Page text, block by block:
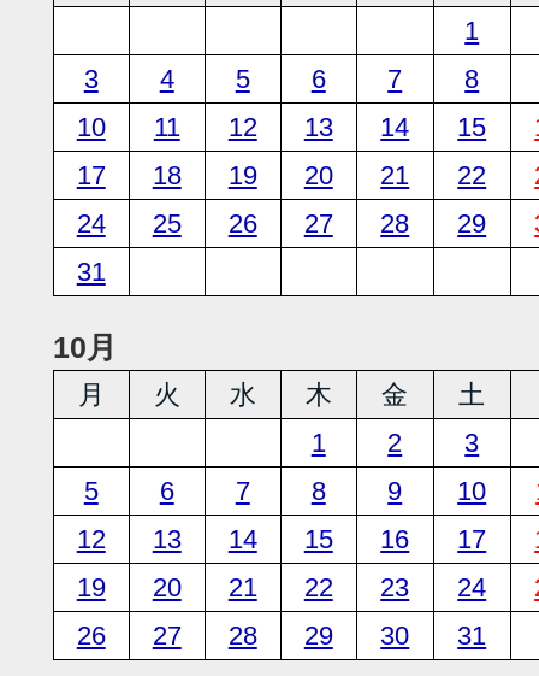
1
3
4 5 6 7
8
10
11 12 13 14 15
17
18 19 20 21 22
24
25 26 27 28 29
31
10月
月 火 水 木 金 土
1
2
3
5
6 7 8 9 10
12
13 14 15 16 17
19
20 21 22 23 24
26
27 28 29 30 31